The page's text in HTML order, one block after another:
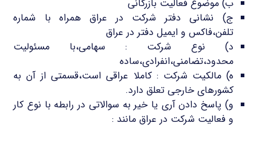
ب) موضوع فعالیت بازرگانی
ج) نشانی دفتر شرکت در عراق همراه با شماره
تلفن،فاکس و ایمیل دفتر در عراق
د) نوع شرکت : سهامی،با مسئولیت
محدود،تضامنی،انفرادی،ساده
ه) مالکیت شرکت : کاملا عراقی است،قسمتی از آن به
کشورهای خارجی تعلق دارد.
و) پاسخ دادن آری یا خیر به سوالاتی در رابطه با نوع کار
و فعالیت شرکت در عراق مانند :